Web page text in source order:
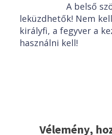
A belső
leküzdhetők! Nem
királyfi, a fegyver a
használni kell!
Vélemény,